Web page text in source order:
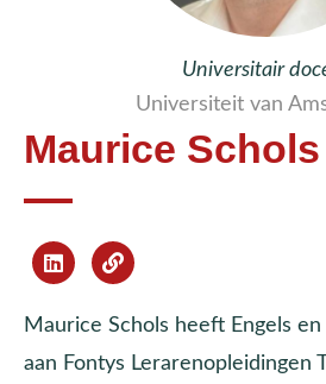
Universitair
Universiteit van
Maurice Schols
Maurice Schols heeft Engels
aan Fontys Lerarenopleidingen